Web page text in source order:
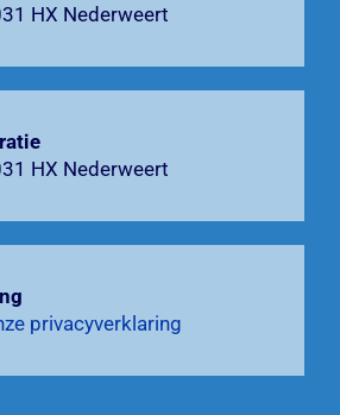
HX Nederweert
HX Nederweert
privacyverklaring